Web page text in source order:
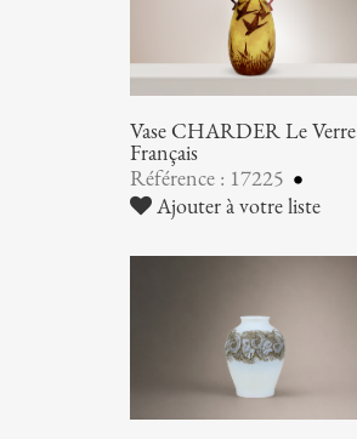
Vase CHARDER Le Verre
Français
Référence : 17225
Ajouter à votre liste